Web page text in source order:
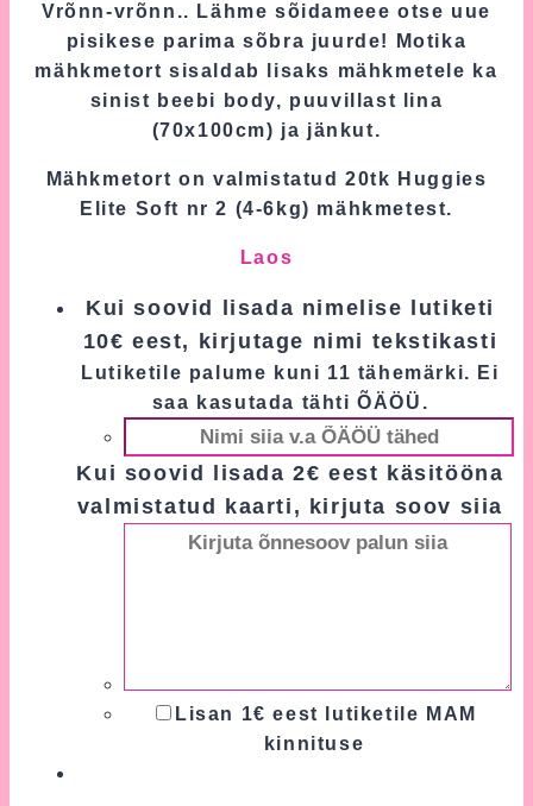
Vrõnn-vrõnn.. Lähme sõidameee otse uue
pisikese parima sõbra juurde! Motika
mähkmetort sisaldab lisaks mähkmetele ka
sinist beebi body, puuvillast lina
(70x100cm) ja jänkut.
Mähkmetort on valmistatud 20tk Huggies
Elite Soft nr 2 (4-6kg) mähkmetest.
Laos
Kui soovid lisada nimelise lutiketi
10€ eest, kirjutage nimi tekstikasti
Lutiketile palume kuni 11 tähemärki. Ei
saa kasutada tähti ÕÄÖÜ.
Kui soovid lisada 2€ eest käsitööna
valmistatud kaarti, kirjuta soov siia
Lisan 1€ eest lutiketile MAM
kinnituse